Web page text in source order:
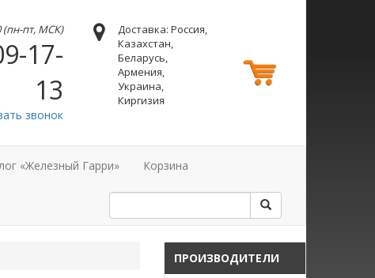
(пн-пт, МСК)
17-
13
звонок
Доставка: Россия,
Казахстан,
Беларусь,
Армения,
Украина,
Киргизия
«Железный Гарри» Корзина
ПРОИЗВОДИТЕЛИ